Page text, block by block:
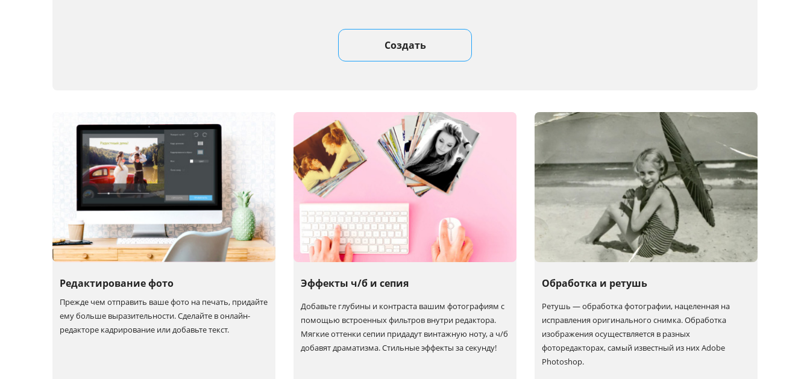
Создать
Редактирование фото
Прежде чем отправить ваше фото на печать, придайте
ему больше выразительности. Сделайте в онлайн-
редакторе кадрирование или добавьте текст.
Эффекты ч/б и сепия
Добавьте глубины и контраста вашим фотографиям с
помощью встроенных фильтров внутри редактора.
Мягкие оттенки сепии придадут винтажную ноту, а ч/б
добавят драматизма. Стильные эффекты за секунду!
Обработка и ретушь
Ретушь — обработка фотографии, нацеленная на
исправления оригинального снимка. Обработка
изображения осуществляется в разных
фоторедакторах, самый известный из них Adobe
Photoshop.